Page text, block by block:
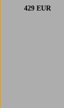
429 EUR